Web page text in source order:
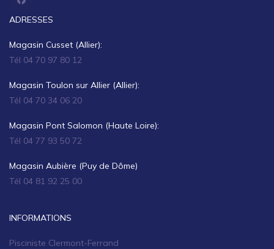
ADRESSES
Magasin Cusset (Allier):
Tél 04 70 97 80 12
Magasin Toulon sur Allier (Allier):
Tél 04 70 34 06 20
Magasin Pont Salomon (Haute Loire):
Tél 04 77 93 50 72
Magasin Aubière (Puy de Dôme)
Tél 04 81 92 25 00
INFORMATIONS
Pisciniste Clermont-Ferrand